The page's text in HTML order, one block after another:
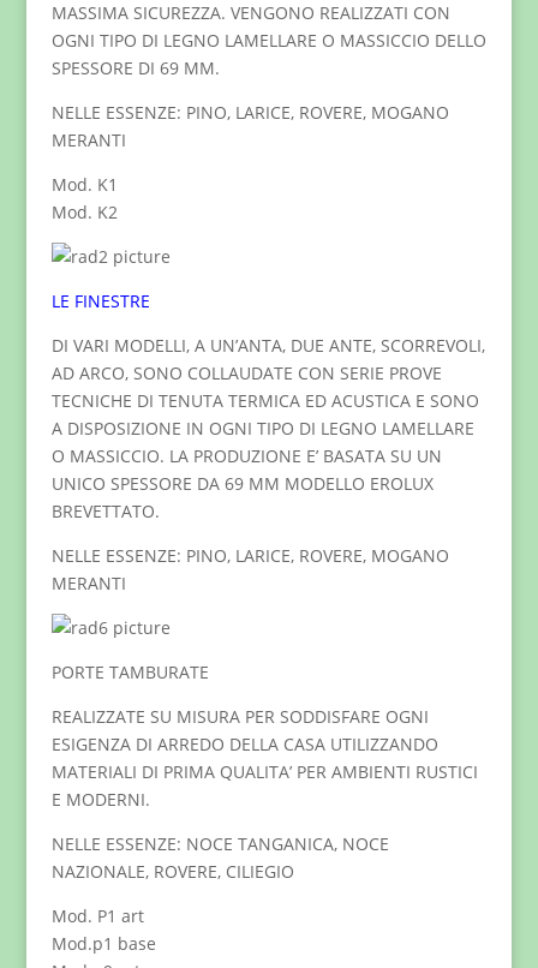
MASSIMA SICUREZZA. VENGONO REALIZZATI CON
OGNI TIPO DI LEGNO LAMELLARE O MASSICCIO DELLO
SPESSORE DI 69 MM.
NELLE ESSENZE: PINO, LARICE, ROVERE, MOGANO
MERANTI
Mod. K1
Mod. K2
LE FINESTRE
DI VARI MODELLI, A UN’ANTA, DUE ANTE, SCORREVOLI,
AD ARCO, SONO COLLAUDATE CON SERIE PROVE
TECNICHE DI TENUTA TERMICA ED ACUSTICA E SONO
A DISPOSIZIONE IN OGNI TIPO DI LEGNO LAMELLARE
O MASSICCIO. LA PRODUZIONE E’ BASATA SU UN
UNICO SPESSORE DA 69 MM MODELLO EROLUX
BREVETTATO.
NELLE ESSENZE: PINO, LARICE, ROVERE, MOGANO
MERANTI
PORTE TAMBURATE
REALIZZATE SU MISURA PER SODDISFARE OGNI
ESIGENZA DI ARREDO DELLA CASA UTILIZZANDO
MATERIALI DI PRIMA QUALITA’ PER AMBIENTI RUSTICI
E MODERNI.
NELLE ESSENZE: NOCE TANGANICA, NOCE
NAZIONALE, ROVERE, CILIEGIO
Mod. P1 art
Mod.p1 base